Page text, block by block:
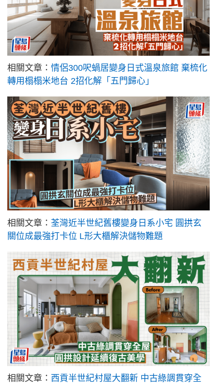
相關文章： 情侶300呎蝸居變身日式溫泉旅館 棄梳化
轉用榻榻米地台 2招化解「五門歸心」
相關文章： 荃灣近半世紀舊樓變身日系小宅 圓拱玄
關位成最強打卡位 L形大櫃解決儲物難題
相關文章： 西貢半世紀村屋大翻新 中古綠調貫穿全